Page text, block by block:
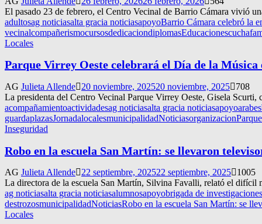
El pasado 23 de febrero, el Centro Vecinal de Barrio Cámara vivió
adultosag noticiasalta gracia noticiasapoyoBarrio Cámara celebró la
vecinalcompañerismocursosdedicaciondiplomasEducacionescucha
Locales
Parque Virrey Oeste celebrará el Día de la Música
AG Julieta Allende 20 noviembre, 202520 noviembre, 2025
708
La presidenta del Centro Vecinal Parque Virrey Oeste, Gisela
acompañamientoactividadesag noticiasalta gracia noticiasapoyoarabes
guardaplazasJornadalocalesmunicipalidadNoticiasorganizacion
Inseguridad
Robo en la escuela San Martín: se llevaron
AG Julieta Allende 22 septiembre, 202522 septiembre, 2025
1005
La directora de la escuela San Martín, Silvina Favalli, relató el
ag noticiasalta gracia noticiasalumnosapoyobrigada de investigaciones
destrozosmunicipalidadNoticiasRobo en la escuela San Martín: se
Locales